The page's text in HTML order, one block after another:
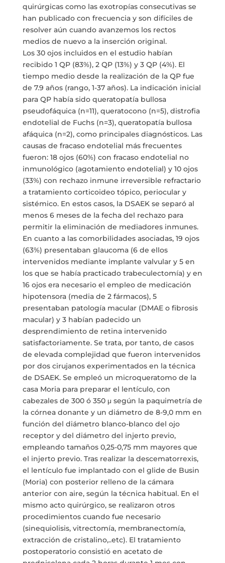
quirúrgicas como las exotropías consecutivas se
han publicado con frecuencia y son difíciles de
resolver aún cuando avanzemos los rectos
medios de nuevo a la inserción original.
Los 30 ojos incluidos en el estudio habían
recibido 1 QP (83%), 2 QP (13%) y 3 QP (4%). El
tiempo medio desde la realización de la QP fue
de 7.9 años (rango, 1-37 años). La indicación inicial
para QP había sido queratopatía bullosa
pseudofáquica (n=11), queratocono (n=5), distrofia
endotelial de Fuchs (n=3), queratopatía bullosa
afáquica (n=2), como principales diagnósticos. Las
causas de fracaso endotelial más frecuentes
fueron: 18 ojos (60%) con fracaso endotelial no
inmunológico (agotamiento endotelial) y 10 ojos
(33%) con rechazo inmune irreversible refractario
a tratamiento corticoideo tópico, periocular y
sistémico. En estos casos, la DSAEK se separó al
menos 6 meses de la fecha del rechazo para
permitir la eliminación de mediadores inmunes.
En cuanto a las comorbilidades asociadas, 19 ojos
(63%) presentaban glaucoma (6 de ellos
intervenidos mediante implante valvular y 5 en
los que se había practicado trabeculectomía) y en
16 ojos era necesario el empleo de medicación
hipotensora (media de 2 fármacos), 5
presentaban patología macular (DMAE o fibrosis
macular) y 3 habían padecido un
desprendimiento de retina intervenido
satisfactoriamente. Se trata, por tanto, de casos
de elevada complejidad que fueron intervenidos
por dos cirujanos experimentados en la técnica
de DSAEK. Se empleó un microqueratomo de la
casa Moria para preparar el lentículo, con
cabezales de 300 ó 350 μ según la paquimetría de
la córnea donante y un diámetro de 8-9,0 mm en
función del diámetro blanco-blanco del ojo
receptor y del diámetro del injerto previo,
empleando tamaños 0,25-0,75 mm mayores que
el injerto previo. Tras realizar la descematorrexis,
el lentículo fue implantado con el glide de Busin
(Moria) con posterior relleno de la cámara
anterior con aire, según la técnica habitual. En el
mismo acto quirúrgico, se realizaron otros
procedimientos cuando fue necesario
(sinequiolisis, vitrectomía, membranectomía,
extracción de cristalino,..etc). El tratamiento
postoperatorio consistió en acetato de